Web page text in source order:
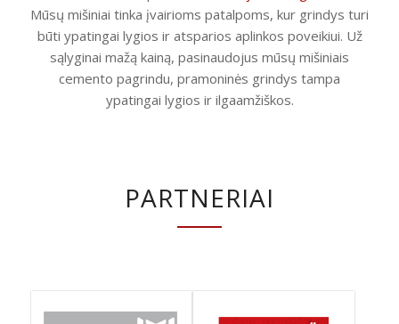
Mūsų mišiniai tinka įvairioms patalpoms, kur grindys turi
būti ypatingai lygios ir atsparios aplinkos poveikiui. Už
sąlyginai mažą kainą, pasinaudojus mūsų mišiniais
cemento pagrindu, pramoninės grindys tampa
ypatingai lygios ir ilgaamžiškos.
PARTNERIAI